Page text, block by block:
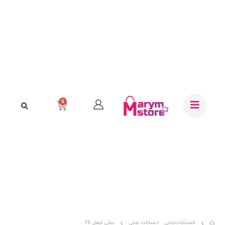
0
المنتجاتببجي, حسابات ببجي ببجي ليفل 75